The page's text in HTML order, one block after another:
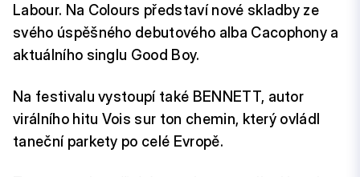
Labour. Na Colours představí nové skladby ze
svého úspěšného debutového alba Cacophony a
aktuálního singlu Good Boy.
Na festivalu vystoupí také BENNETT, autor
virálního hitu Vois sur ton chemin, který ovládl
taneční parkety po celé Evropě.